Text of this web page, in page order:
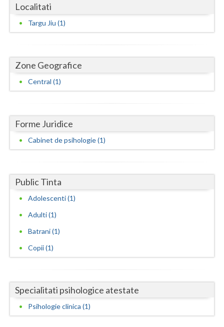
Constanta
Covasna
Dolj
Galati
Gorj
Harghita
Ilfov
Maramures
Mures
Neamt
Localitati
Targu Jiu (1)
Zone Geografice
Central (1)
Forme Juridice
Cabinet de psihologie (1)
Public Tinta
Adolescenti (1)
Adulti (1)
Batrani (1)
Copii (1)
Specialitati psihologice atestate
Psihologie clinica (1)